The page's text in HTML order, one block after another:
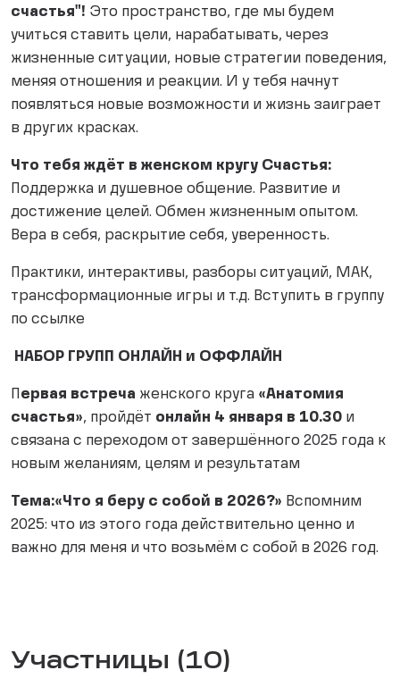
счастья"! Это пространство, где мы будем
учиться ставить цели, нарабатывать, через
жизненные ситуации, новые стратегии поведения,
меняя отношения и реакции. И у тебя начнут
появляться новые возможности и жизнь заиграет
в других красках.
Что тебя ждёт в женском кругу Счастья:
Поддержка и душевное общение. Развитие и
достижение целей. Обмен жизненным опытом.
Вера в себя, раскрытие себя, уверенность.
Практики, интерактивы, разборы ситуаций, МАК,
трансформационные игры и т.д. Вступить в группу
по ссылке
НАБОР ГРУПП ОНЛАЙН и ОФФЛАЙН
ервая встреча женского круга «Анатомия
счастья», пройдёт онлайн 4 января в 10.30 и
связана с переходом от завершённого 2025 года к
новым желаниям, целям и результатам
Тема:«Что я беру с собой в 2026?» Вспомним
2025: что из этого года действительно ценно и
важно для меня и что возьмём с собой в 2026 год.
Участницы (10)